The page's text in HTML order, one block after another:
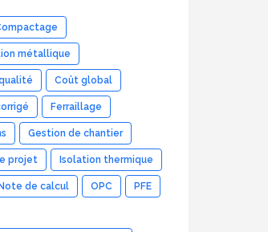
métallique
Coût global
Ferraillage
Gestion de chantier
projet Isolation thermique
Note de calcul OPC PFE